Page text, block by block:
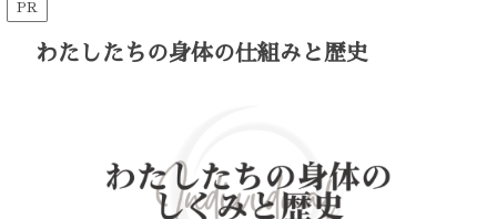
PR
わたしたちの身体の仕組みと歴史